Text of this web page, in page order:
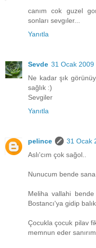
canım cok guzel
sonları sevgıler...
Yanıtla
Sevde 31 Ocak 2009
Ne kadar şık
sağlık :)
Sevgiler
Yanıtla
pelince
31 Ocak
Aslı'cım çok sağol..
Nunucum bende
Meliha vallahi bende
Bostancı'ya gidip
Çocukla çocuk pilav
memnun eder sanırım..